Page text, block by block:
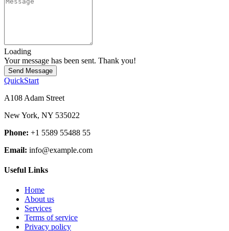
Loading
Your message has been sent. Thank you!
Send Message
QuickStart
A108 Adam Street
New York, NY 535022
Phone: +1 5589 55488 55
Email: info@example.com
Useful Links
Home
About us
Services
Terms of service
Privacy policy